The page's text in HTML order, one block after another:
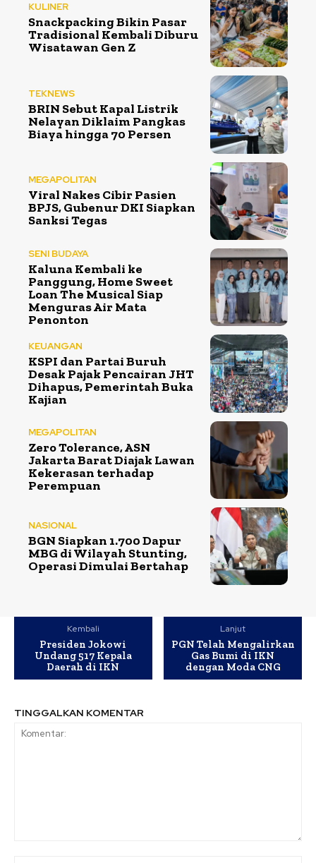
KULINER
Snackpacking Bikin Pasar
Tradisional Kembali Diburu
Wisatawan Gen Z
TEKNEWS
BRIN Sebut Kapal Listrik
Nelayan Diklaim Pangkas
Biaya hingga 70 Persen
MEGAPOLITAN
Viral Nakes Cibir Pasien
BPJS, Gubenur DKI Siapkan
Sanksi Tegas
SENI BUDAYA
Kaluna Kembali ke
Panggung, Home Sweet
Loan The Musical Siap
Menguras Air Mata
Penonton
KEUANGAN
KSPI dan Partai Buruh
Desak Pajak Pencairan JHT
Dihapus, Pemerintah Buka
Kajian
MEGAPOLITAN
Zero Tolerance, ASN
Jakarta Barat Diajak Lawan
Kekerasan terhadap
Perempuan
NASIONAL
BGN Siapkan 1.700 Dapur
MBG di Wilayah Stunting,
Operasi Dimulai Bertahap
Kembali
Presiden Jokowi
Undang 517 Kepala
Daerah di IKN
Lanjut
PGN Telah Mengalirkan
Gas Bumi di IKN
dengan Moda CNG
TINGGALKAN KOMENTAR